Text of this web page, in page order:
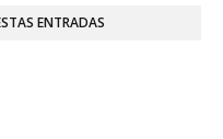
ENTRADAS